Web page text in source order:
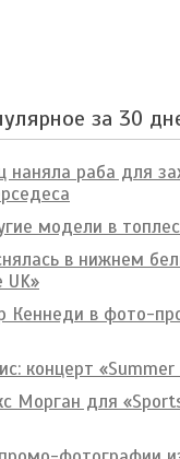
за 30
раба для
модели в
в нижнем
UK»
Кеннеди в фото-
концерт
Морган для